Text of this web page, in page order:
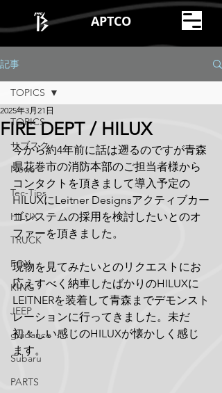
APTCO
記事
TOPICS
サブスク
News
Tec-Tips
HILUX
TRUCK
FOX
KING
JEEP
guidance
Subaru
PARTS
TOPICS
FIRE DEPT / HILUX
2025年3月21日
今から約4年前に話は遡るのですが青森
県花巻市の消防本部のご担当者様から
コンタクトを頂きまして導入予定の
HILUXにLeitner Designsアクティブカー
ゴシステムの採用を検討したいとのオ
ファーを頂きました。
現物を見てみたいとのリクエストにお
応えすべく納車したばかりのHILUXに
LEITNERを装着して青森までデモンスト
レーションに行ってきました。未だ
初々しい感じのHILUXが懐かしく感じ
ます。